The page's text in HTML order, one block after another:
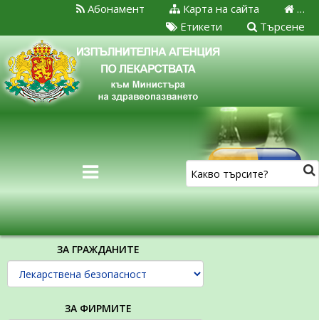
…
Карта на сайта
Абонамент
Търсене
Етикети
ЗА ГРАЖДАНИТЕ
ЗА ФИРМИТЕ